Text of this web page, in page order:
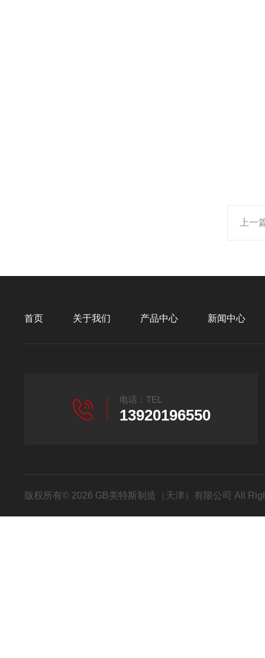
上一
首页 关于我们 产品中心 新闻中心
电话：TEL
13920196550
版权所有© 2026 GB美特斯制造（天津）有限公司 All